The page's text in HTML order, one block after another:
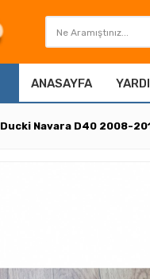
ANASAYFA
Ducki Navara D40 2008-